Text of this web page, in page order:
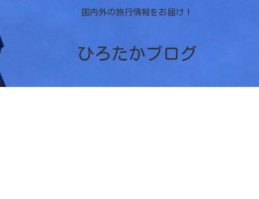
国内外の旅行情報をお届け！
ひろたかブログ